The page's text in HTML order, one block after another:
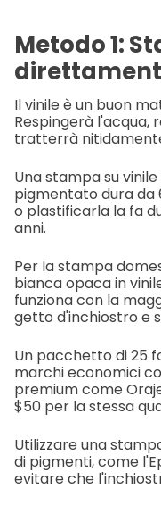
Metodo 1:
Il vinile è un buon
Respingerà l'acqua,
tratterrà
Una stampa su
pigmentato dura da
o plastificarla la fa
anni.
Per la stampa
bianca opaca in
funziona con la
getto d'inchiostro e
Un pacchetto di 25
marchi economici
premium come
$50 per la stessa
Utilizzare una
di pigmenti, come
evitare che